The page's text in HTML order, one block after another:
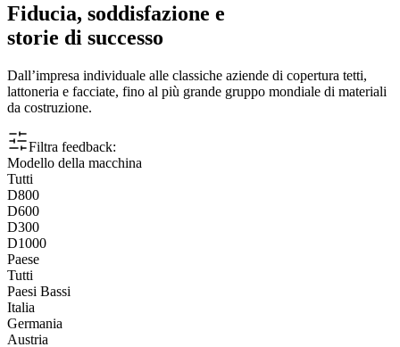
Fiducia, soddisfazione e
storie di successo
Dall’impresa individuale alle classiche aziende di copertura tetti,
lattoneria e facciate, fino al più grande gruppo mondiale di materiali
da costruzione.
Filtra feedback:
Modello della macchina
Tutti
D800
D600
D300
D1000
Paese
Tutti
Paesi Bassi
Italia
Germania
Austria